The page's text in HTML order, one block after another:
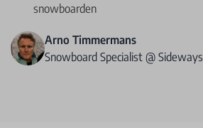
snowboarden
Arno Timmermans
Snowboard Specialist @ Sideways